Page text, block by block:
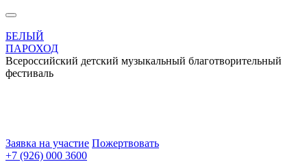
БЕЛЫЙ
ПАРОХОД
Всероссийский детский музыкальный благотворительный
фестиваль
Заявка на участие Пожертвовать
+7 (926) 000 3600